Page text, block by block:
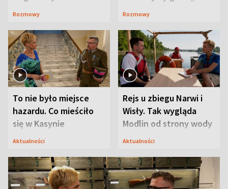
Waligórskiej-Lisieckiej.
Rozmowy
Maciusiu I”
Rozmowy
To nie było miejsce
hazardu. Co mieściło
się w Kasynie
Oficerskim?
Aktualności
Rejs u zbiegu Narwi i
Wisły. Tak wygląda
Modlin od strony wody
Aktualności